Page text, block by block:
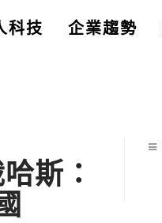
科技 企業趨勢
斯：